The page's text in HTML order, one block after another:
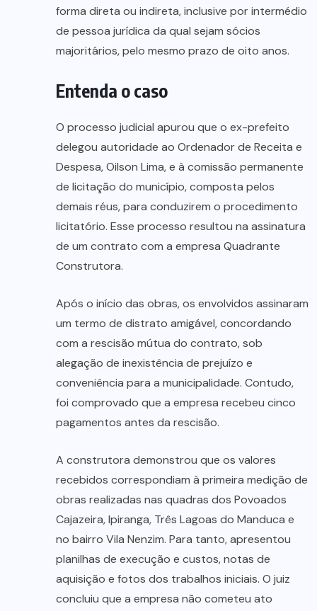
forma direta ou indireta, inclusive por intermédio
de pessoa jurídica da qual sejam sócios
majoritários, pelo mesmo prazo de oito anos.
Entenda o caso
O processo judicial apurou que o ex-prefeito
delegou autoridade ao Ordenador de Receita e
Despesa, Oilson Lima, e à comissão permanente
de licitação do município, composta pelos
demais réus, para conduzirem o procedimento
licitatório. Esse processo resultou na assinatura
de um contrato com a empresa Quadrante
Construtora.
Após o início das obras, os envolvidos assinaram
um termo de distrato amigável, concordando
com a rescisão mútua do contrato, sob
alegação de inexistência de prejuízo e
conveniência para a municipalidade. Contudo,
foi comprovado que a empresa recebeu cinco
pagamentos antes da rescisão.
A construtora demonstrou que os valores
recebidos correspondiam à primeira medição de
obras realizadas nas quadras dos Povoados
Cajazeira, Ipiranga, Três Lagoas do Manduca e
no bairro Vila Nenzim. Para tanto, apresentou
planilhas de execução e custos, notas de
aquisição e fotos dos trabalhos iniciais. O juiz
concluiu que a empresa não cometeu ato